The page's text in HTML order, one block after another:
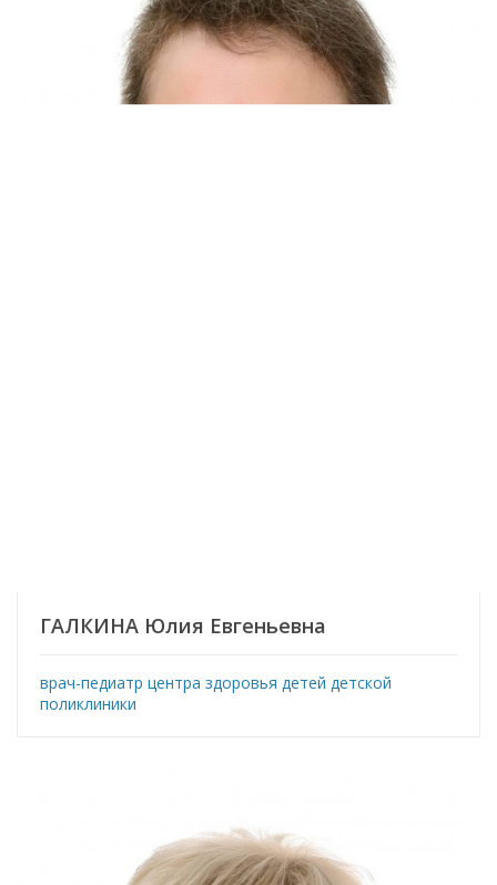
ГАЛКИНА Юлия Евгеньевна
врач-педиатр центра здоровья детей детской
поликлиники